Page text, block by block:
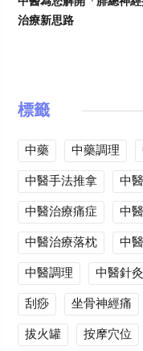
標籤
中藥 中藥調理
中醫手法推拿
中
中醫治療痛症
中
中醫治療落枕
中
中醫調理
中醫針灸
刮痧
坐骨神經痛
拔火罐
按摩穴位